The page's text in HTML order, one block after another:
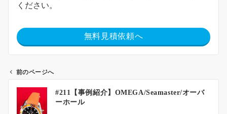
ください。
無料見積依頼へ
前のページへ
#211【事例紹介】OMEGA/Seamaster/オーバ
ーホール